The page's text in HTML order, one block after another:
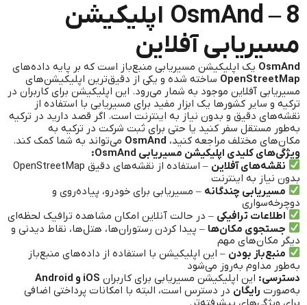
OsmAnd – 8 اپلیکیشن
مسیریابی آفلاین
OsmAnd یک اپلیکیشن مسیریابی منبع‌باز است که بر پایه داده‌های
OpenStreetMap ساخته شده و یکی از دقیق‌ترین اپلیکیشن‌های
مسیریابی آفلاین موجود به شمار می‌رود. این اپلیکیشن برای کاربران در
ترکیه و سایر کشورها یک ابزار مفید برای مسیریابی با استفاده از
نقشه‌های دقیق و بدون نیاز به اینترنت است. اگر قصد دارید در ترکیه
به‌طور مستقل سفر کنید یا حتی برای ثبت شرکت در ترکیه به
مکان‌های مختلف مراجعه کنید، OsmAnd می‌تواند به شما کمک کند.
ویژگی‌های کلیدی اپلیکیشن مسیریابی OsmAnd:
نقشه‌های آفلاین
– استفاده از نقشه‌های دقیق OpenStreetMap
بدون نیاز به اینترنت
مسیریابی چندگانه – مسیریابی برای خودرو، پیاده‌روی و
دوچرخه‌سواری
اطلاعات ترافیکی – در حالت آنلاین امکان مشاهده ترافیک لحظه‌ای
جستجوی مکان‌ها – پیدا کردن رستوران‌ها، هتل‌ها، نقاط دیدنی و
دیگر مکان‌های مهم
منبع‌باز بودن – این اپلیکیشن با استفاده از داده‌های منبع‌باز
به‌طور مداوم به‌روز می‌شود
دسترسی: این اپلیکیشن مسیریابی برای کاربران iOS و Android
به‌صورت رایگان در دسترس است، البته با امکانات پرداختی اضافی